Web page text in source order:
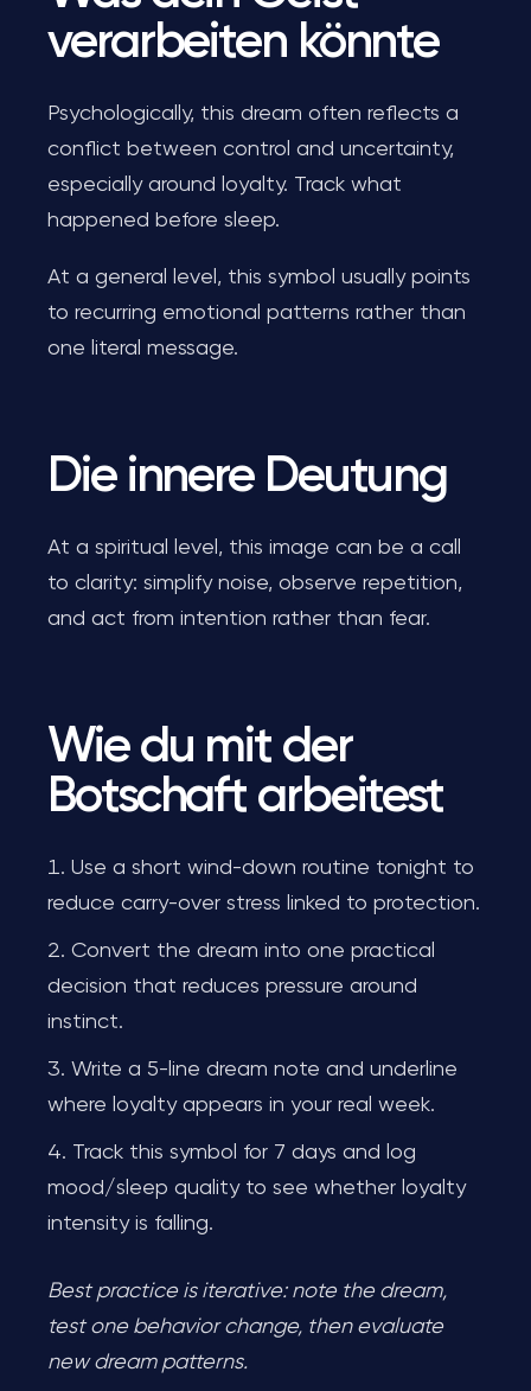
verarbeiten könnte
Psychologically, this dream often reflects a
conflict between control and uncertainty,
especially around loyalty. Track what
happened before sleep.
At a general level, this symbol usually points
to recurring emotional patterns rather than
one literal message.
Die innere Deutung
At a spiritual level, this image can be a call
to clarity: simplify noise, observe repetition,
and act from intention rather than fear.
Wie du mit der
Botschaft arbeitest
Use a short wind-down routine tonight to
reduce carry-over stress linked to protection.
Convert the dream into one practical
decision that reduces pressure around
instinct.
Write a 5-line dream note and underline
where loyalty appears in your real week.
Track this symbol for 7 days and log
mood/sleep quality to see whether loyalty
intensity is falling.
Best practice is iterative: note the dream,
test one behavior change, then evaluate
new dream patterns.